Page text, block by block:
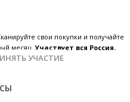
свои покупки и получайте
месяц.Участвует вся Россия.
УЧАСТИЕ